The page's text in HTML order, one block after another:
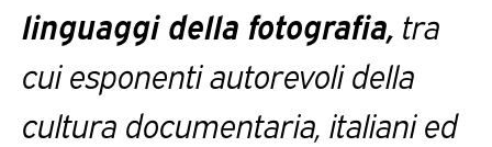
linguaggi della fotografia, tra
cui esponenti autorevoli della
cultura documentaria, italiani ed